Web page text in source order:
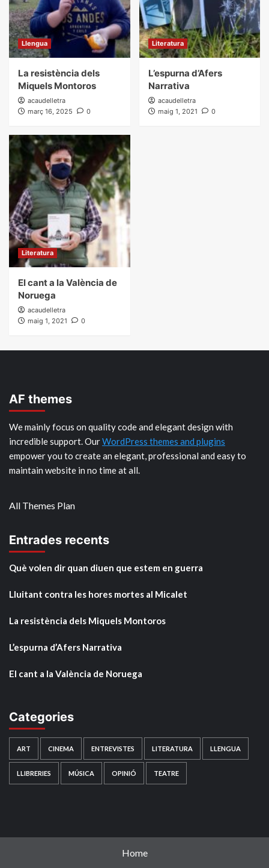
Llengua
La resistència dels
Miquels Montoros
acaudelletra
març 16, 2025
0
Literatura
L’espurna d’Afers
Narrativa
acaudelletra
maig 1, 2021
0
Literatura
El cant a la València de
Noruega
acaudelletra
maig 1, 2021
0
AF themes
We mainly focus on quality code and elegant design with
incredible support. OurWordPress themes and plugins
empower you to create an elegant, professional and easy to
maintain website in no time at all.
All Themes Plan
Entrades recents
Què volen dir quan diuen que estem en guerra
Lluitant contra les hores mortes al Micalet
La resistència dels Miquels Montoros
L’espurna d’Afers Narrativa
El cant a la València de Noruega
Categories
ART CINEMA ENTREVISTES LITERATURA LLENGUA
LLIBRERIES MÚSICA OPINIÓ TEATRE
Home